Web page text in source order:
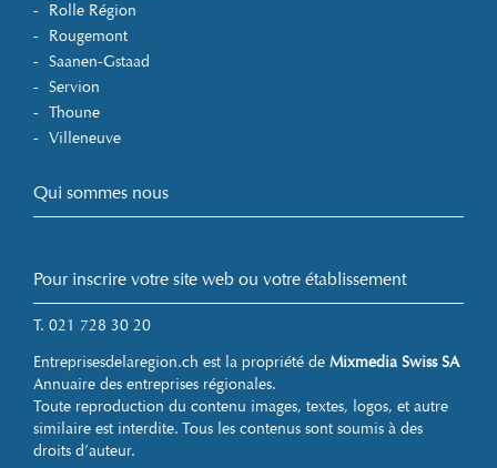
Rolle Région
Rougemont
Saanen-Gstaad
Servion
Thoune
Villeneuve
Qui sommes nous
Pour inscrire votre site web ou votre établissement
T. 021 728 30 20
Entreprisesdelaregion.ch est la propriété de Mixmedia Swiss SA
Annuaire des entreprises régionales.
Toute reproduction du contenu images, textes, logos, et autre
similaire est interdite. Tous les contenus sont soumis à des
droits d’auteur.